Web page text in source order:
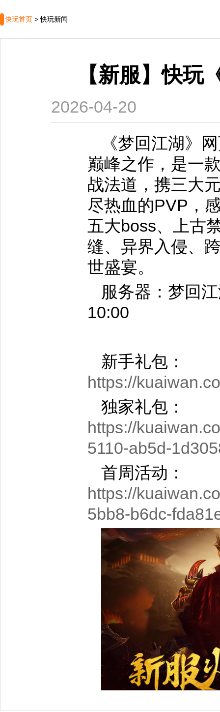
快玩首页 >快玩新闻
【新服】快玩
2026-04-20
《梦回江湖》
巅峰之作，是一
战法道，携三大
尽热血的PVP，
五大boss、上古
缝、异界入侵、
世盛宴。
服务器：梦回
10:00
新手礼包：
https://
独家礼包：
https://
5110-ab5d-
首周活动：
https://
5bb8-b6dc-